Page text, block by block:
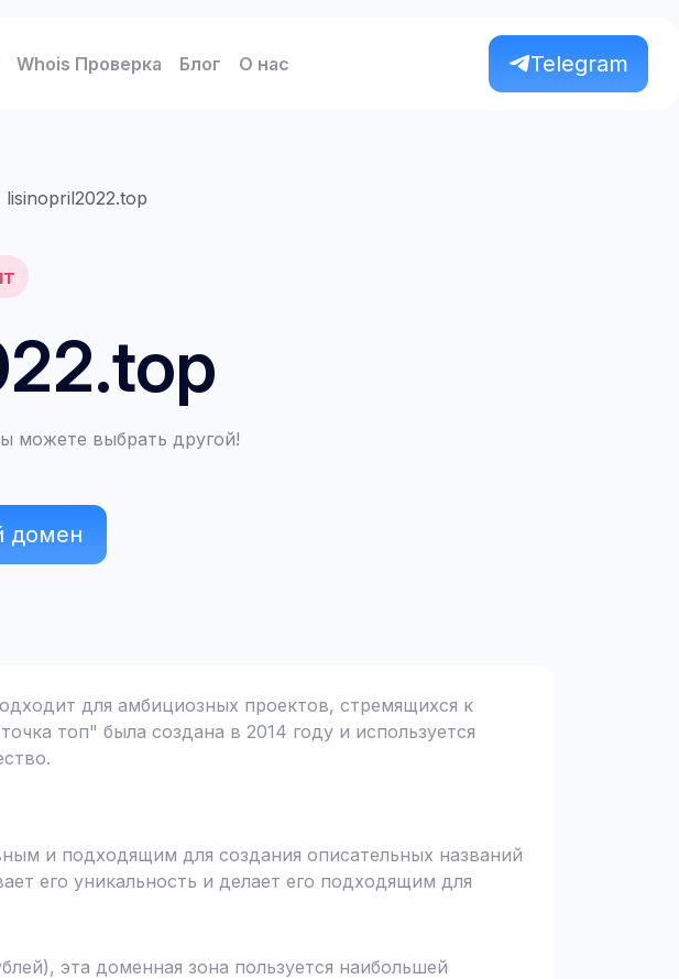
Whois Проверка Блог О нас Telegram
lisinopril2022.top
можете выбрать другой!
домен
для амбициозных проектов, стремящихся к
топ" была создана в 2014 году и используется
и подходящим для создания описательных названий
его уникальность и делает его подходящим для
эта доменная зона пользуется наибольшей